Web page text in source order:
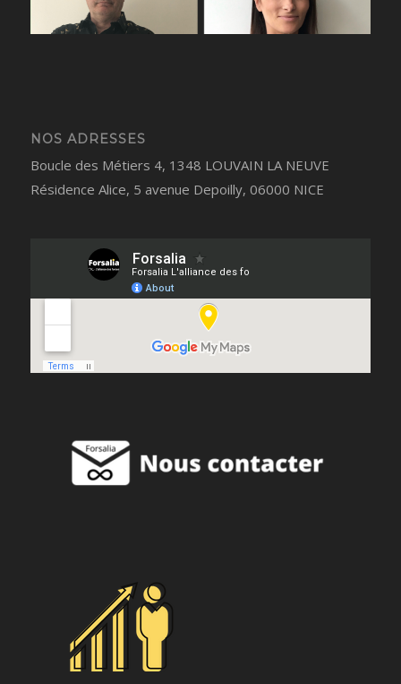
NOS ADRESSES
Boucle des Métiers 4, 1348 LOUVAIN LA NEUVE
Résidence Alice, 5 avenue Depoilly, 06000 NICE